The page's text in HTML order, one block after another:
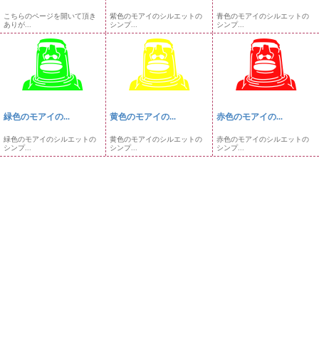
こちらのページを開いて頂き
ありが...
紫色のモアイのシルエットの
シンプ...
青色のモアイのシルエットの
シンプ...
緑色のモアイの...
緑色のモアイのシルエットの
シンプ...
黄色のモアイの...
黄色のモアイのシルエットの
シンプ...
赤色のモアイの...
赤色のモアイのシルエットの
シンプ...